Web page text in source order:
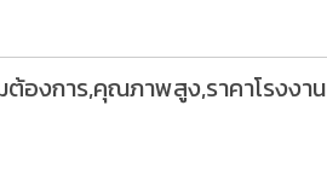
องการ,คุณภาพสูง,ราคาโรงงาน